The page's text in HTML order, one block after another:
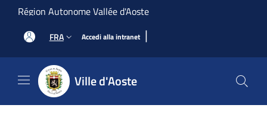
Salta al contenuto principale
Région Autonome Vallée d'Aoste
FRA Accedi alla intranet |
Ville d'Aoste